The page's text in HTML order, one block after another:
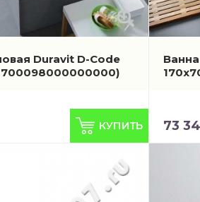
Duravit D-Code
700098000000000)
73